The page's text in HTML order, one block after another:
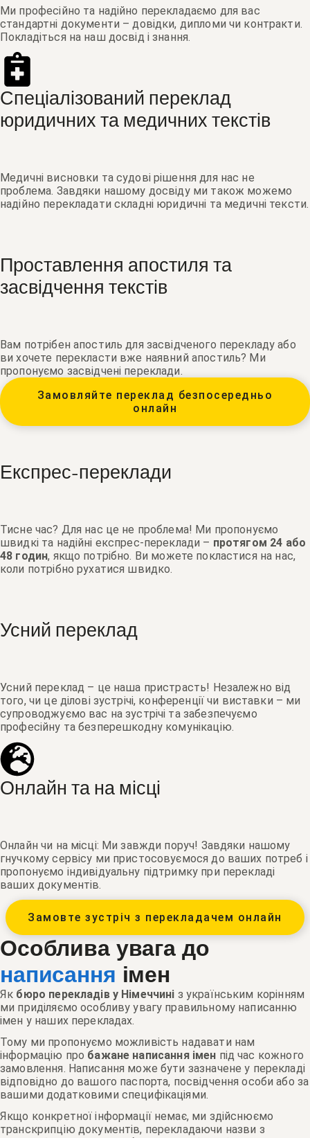
Ми професійно та надійно перекладаємо для вас
стандартні документи – довідки, дипломи чи контракти.
Покладіться на наш досвід і знання.
Спеціалізований переклад
юридичних та медичних текстів
Медичні висновки та судові рішення для нас не
проблема. Завдяки нашому досвіду ми також можемо
надійно перекладати складні юридичні та медичні тексти.
Проставлення апостиля та
засвідчення текстів
Вам потрібен апостиль для засвідченого перекладу або
ви хочете перекласти вже наявний апостиль? Ми
пропонуємо засвідчені переклади.
Замовляйте переклад безпосередньо
онлайн
Експрес-переклади
Тисне час? Для нас це не проблема! Ми пропонуємо
швидкі та надійні експрес-переклади – протягом 24 або
48 годин, якщо потрібно. Ви можете покластися на нас,
коли потрібно рухатися швидко.
Усний переклад
Усний переклад – це наша пристрасть! Незалежно від
того, чи це ділові зустрічі, конференції чи виставки – ми
супроводжуємо вас на зустрічі та забезпечуємо
професійну та безперешкодну комунікацію.
Онлайн та на місці
Онлайн чи на місці: Ми завжди поруч! Завдяки нашому
гнучкому сервісу ми пристосовуємося до ваших потреб і
пропонуємо індивідуальну підтримку при перекладі
ваших документів.
Замовте зустріч з перекладачем онлайн
Особлива увага до
написання імен
Як бюро перекладів у Німеччині з українським корінням
ми приділяємо особливу увагу правильному написанню
імен у наших перекладах.
Тому ми пропонуємо можливість надавати нам
інформацію про бажане написання імен під час кожного
замовлення. Написання може бути зазначене у перекладі
відповідно до вашого паспорта, посвідчення особи або за
вашими додатковими специфікаціями.
Якщо конкретної інформації немає, ми здійснюємо
транскрипцію документів, перекладаючи назви з